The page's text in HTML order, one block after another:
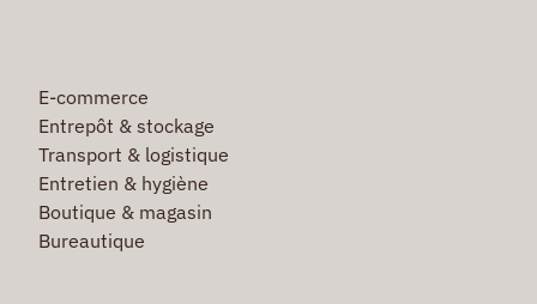
E-commerce
Entrepôt & stockage
Transport & logistique
Entretien & hygiène
Boutique & magasin
Bureautique